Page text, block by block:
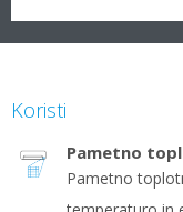
Koristi
Pametno
Pametno